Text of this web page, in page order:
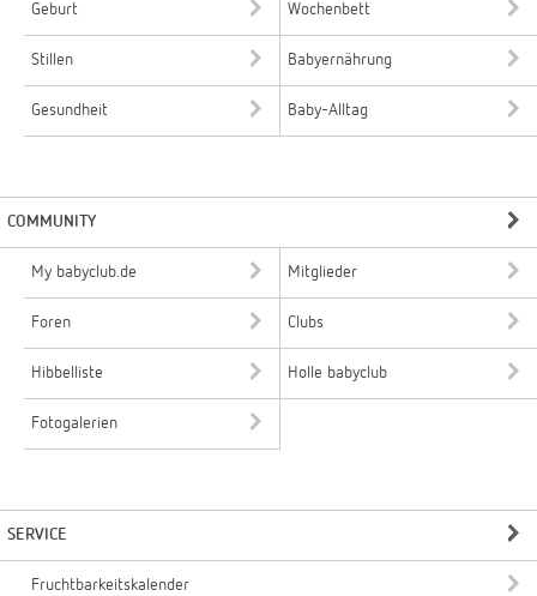
Geburt Wochenbett
Stillen Babyernährung
Gesundheit Baby-Alltag
COMMUNITY
My babyclub.de Mitglieder
Foren Clubs
Hibbelliste Holle babyclub
Fotogalerien
SERVICE
Fruchtbarkeitskalender